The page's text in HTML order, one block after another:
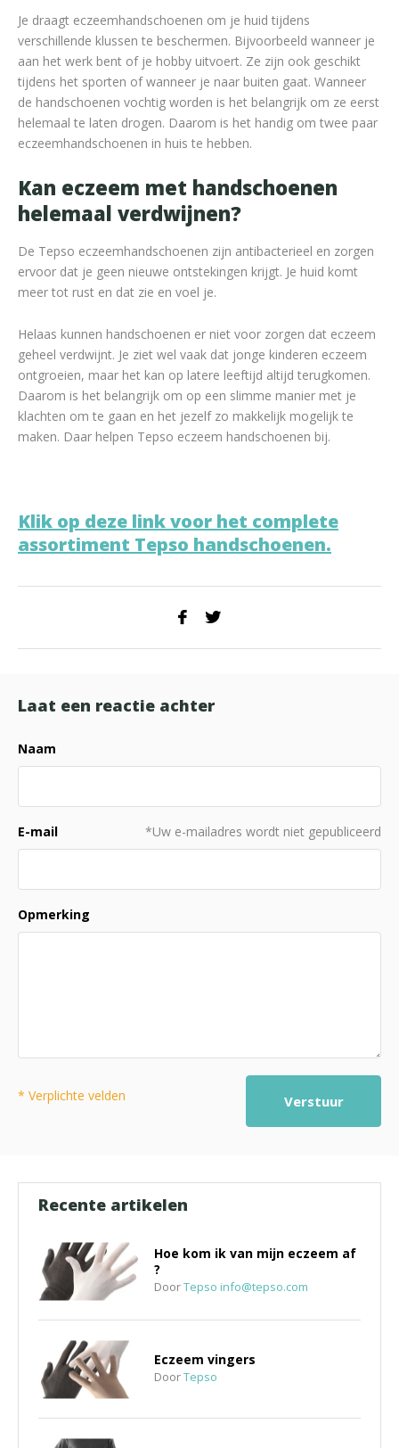
Je draagt eczeemhandschoenen om je huid tijdens
verschillende klussen te beschermen. Bijvoorbeeld wanneer je
aan het werk bent of je hobby uitvoert. Ze zijn ook geschikt
tijdens het sporten of wanneer je naar buiten gaat. Wanneer
de handschoenen vochtig worden is het belangrijk om ze eerst
helemaal te laten drogen. Daarom is het handig om twee paar
eczeemhandschoenen in huis te hebben.
Kan eczeem met handschoenen
helemaal verdwijnen?
De Tepso eczeemhandschoenen zijn antibacterieel en zorgen
ervoor dat je geen nieuwe ontstekingen krijgt. Je huid komt
meer tot rust en dat zie en voel je.
Helaas kunnen handschoenen er niet voor zorgen dat eczeem
geheel verdwijnt. Je ziet wel vaak dat jonge kinderen eczeem
ontgroeien, maar het kan op latere leeftijd altijd terugkomen.
Daarom is het belangrijk om op een slimme manier met je
klachten om te gaan en het jezelf zo makkelijk mogelijk te
maken. Daar helpen Tepso eczeem handschoenen bij.
Klik op deze link voor het complete
assortiment Tepso handschoenen.
Laat een reactie achter
Naam
E-mail *Uw e-mailadres wordt niet gepubliceerd
Opmerking
* Verplichte velden Verstuur
Recente artikelen
Hoe kom ik van mijn eczeem af
?
DoorTepso info@tepso.com
Eczeem vingers
DoorTepso